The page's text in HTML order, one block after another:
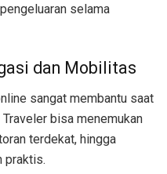
selama
dan Mobilitas
sangat membantu saat
bisa menemukan
terdekat, hingga
praktis.